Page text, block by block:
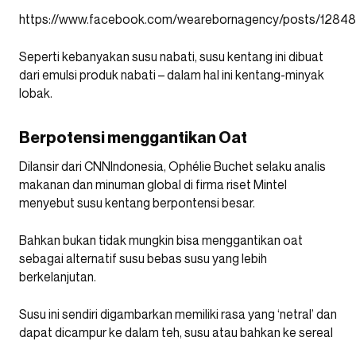
https://www.facebook.com/wearebornagency/posts/
Seperti kebanyakan susu nabati, susu kentang ini dibuat
dari emulsi produk nabati – dalam hal ini kentang-minyak
lobak.
Berpotensi menggantikan Oat
Dilansir dari CNNIndonesia, Ophélie Buchet selaku analis
makanan dan minuman global di firma riset Mintel
menyebut susu kentang berpontensi besar.
Bahkan bukan tidak mungkin bisa menggantikan oat
sebagai alternatif susu bebas susu yang lebih
berkelanjutan.
Susu ini sendiri digambarkan memiliki rasa yang ‘netral’ dan
dapat dicampur ke dalam teh, susu atau bahkan ke sereal